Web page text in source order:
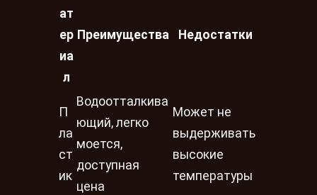
ат
ер
иа
л
Преимущества Недостатки
П
ла
ст
ик
Водоотталкива
ющий, легко
моется,
доступная
цена
Может не
выдерживать
высокие
температуры